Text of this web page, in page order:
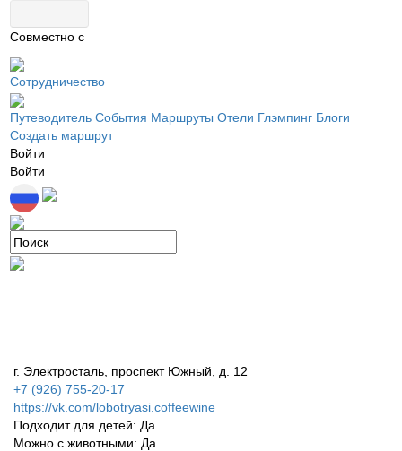
Совместно с
Сотрудничество
Путеводитель События Маршруты Отели Глэмпинг Блоги
Создать маршрут
Войти
Войти
г. Электросталь, проспект Южный, д. 12
+7 (926) 755-20-17
https://vk.com/lobotryasi.coffeewine
Подходит для детей: Да
Можно с животными: Да